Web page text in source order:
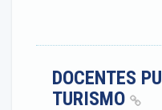
DOCENTES
TURISMO